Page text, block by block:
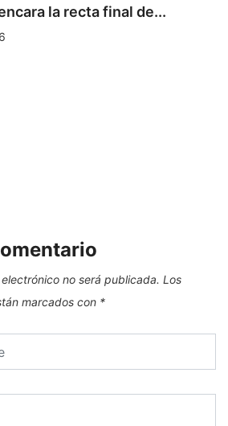
la recta final de...
no será publicada. Los
marcados con *